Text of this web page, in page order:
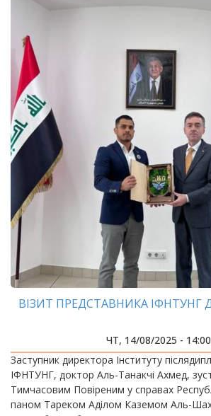
ВІЗИТ ПРЕДСТАВНИКА ІФНТУНГ
ЧТ, 14/08/2025 - 14:00
Заступник директора Інституту
ІФНТУНГ, доктор Аль-Танакчі Ахмед,
Тимчасовим Повіреним у справах
паном Тареком Аділом Каземом Аль-